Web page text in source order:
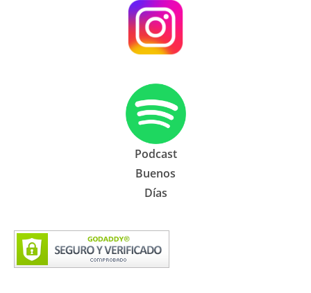
Podcast
Buenos
Días